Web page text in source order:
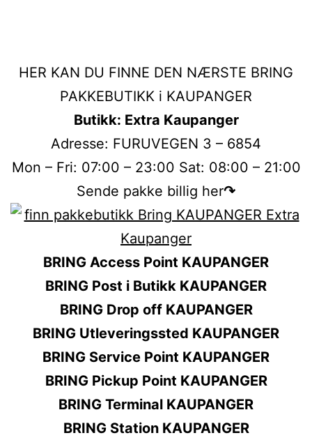
HER KAN DU FINNE DEN NÆRSTE BRING
PAKKEBUTIKK i KAUPANGER
Butikk: Extra Kaupanger
Adresse: FURUVEGEN 3 – 6854
Mon – Fri: 07:00 – 23:00 Sat: 08:00 – 21:00
Sende pakke billig her↷
BRING Access Point KAUPANGER
BRING Post i Butikk KAUPANGER
BRING Drop off KAUPANGER
BRING Utleveringssted KAUPANGER
BRING Service Point KAUPANGER
BRING Pickup Point KAUPANGER
BRING Terminal KAUPANGER
BRING Station KAUPANGER